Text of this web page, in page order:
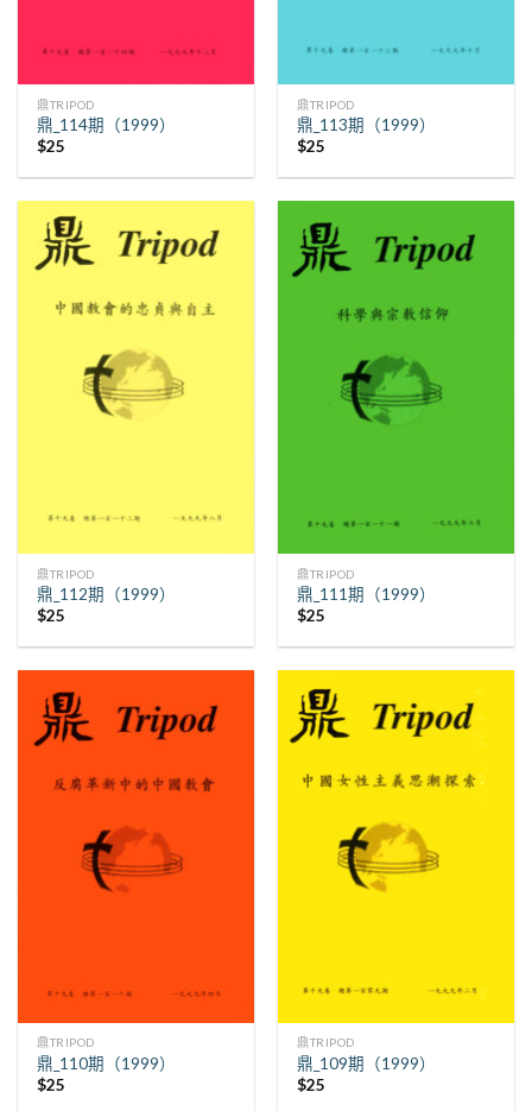
鼎TRIPOD
鼎_114期（1999）
$25
鼎TRIPOD
鼎_113期（1999）
$25
鼎TRIPOD
鼎_112期（1999）
$25
鼎TRIPOD
鼎_111期（1999）
$25
鼎TRIPOD
鼎_110期（1999）
$25
鼎TRIPOD
鼎_109期（1999）
$25